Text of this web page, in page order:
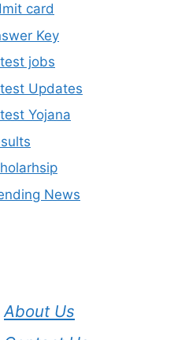
card
Key
jobs
Updates
Yojana
News
About Us